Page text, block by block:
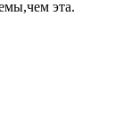
эта.